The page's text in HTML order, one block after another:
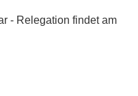
- Relegation findet am